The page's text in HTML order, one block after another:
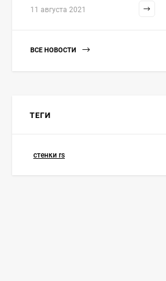
11 августа 2021
ВСЕ НОВОСТИ
ТЕГИ
стенки rs